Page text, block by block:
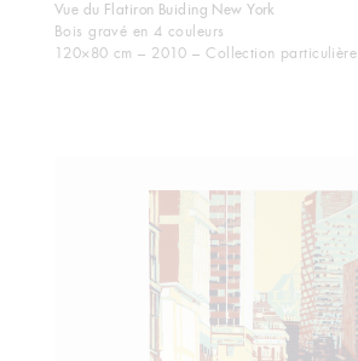
Vue du Flatiron Buiding New York
Bois gravé en 4 couleurs
120×80 cm – 2010 – Collection particulière